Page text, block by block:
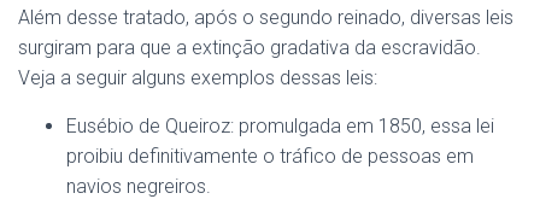
Além desse tratado, após o segundo reinado, diversas leis
surgiram para que a extinção gradativa da escravidão.
Veja a seguir alguns exemplos dessas leis:
Eusébio de Queiroz: promulgada em 1850, essa lei
proibiu definitivamente o tráfico de pessoas em
navios negreiros.